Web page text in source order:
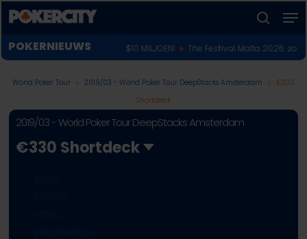
Skip
to
main
content
POKERNIEUWS
WERELDKAMPIOEN VOOR $10 MILJOEN! ♣︎ The Festival Malta 2026: zo
World Poker Tour 2019/03 - World Poker Tour DeepStacks Amsterdam
€330
Shortdeck
2019/03 - World Poker Tour DeepStacks Amsterdam
€330 Shortdeck
Menu
sluiten